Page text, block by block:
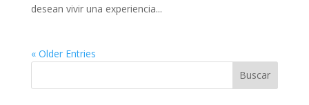
desean vivir una experiencia...
« Older Entries
Buscar